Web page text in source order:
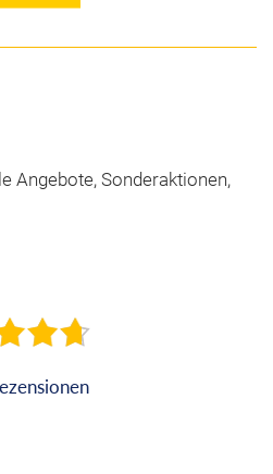
Angebote, Sonderaktionen,
Rezensionen